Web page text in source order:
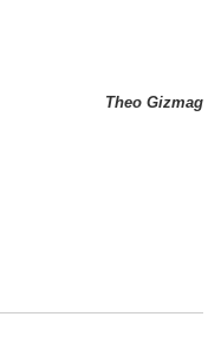
Theo Gizmag